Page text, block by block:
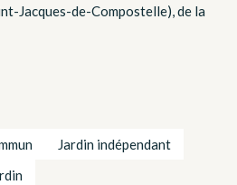
Jacques-de-Compostelle), de la
Jardin indépendant